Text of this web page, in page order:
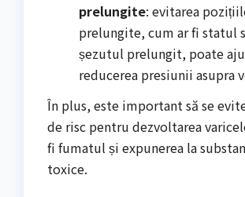
prelungite: evitarea
prelungite, cum ar fi statul
șezutul prelungit, poate
reducerea presiunii asupra
În plus, este important să se
de risc pentru dezvoltarea
fi fumatul și expunerea la
toxice.